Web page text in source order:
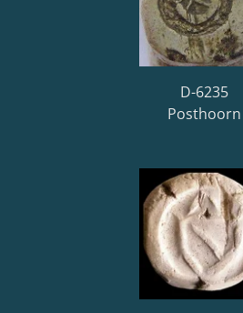
D-6235
Posthoorn